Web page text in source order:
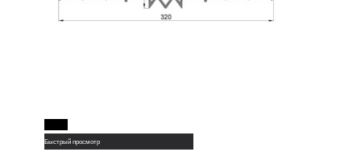
Быстрый просмотр